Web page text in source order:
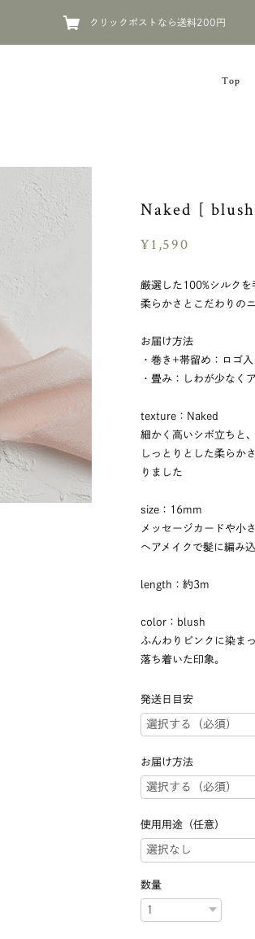
クリックポストなら送料200円
Top
Naked [
¥1,590
厳選した100%シルクを
柔らかさとこだわりの
お届け方法
・巻き+帯留め：ロゴ
・畳み：しわが少なく
texture：Naked
細かく高いシボ立ちと
しっとりとした柔らか
りました
size：16mm
メッセージカードや小
ヘアメイクで髪に編み
length：約3m
color：blush
ふんわりピンクに染ま
落ち着いた印象。
発送日目安
お届け方法
使用用途（任意）
数量